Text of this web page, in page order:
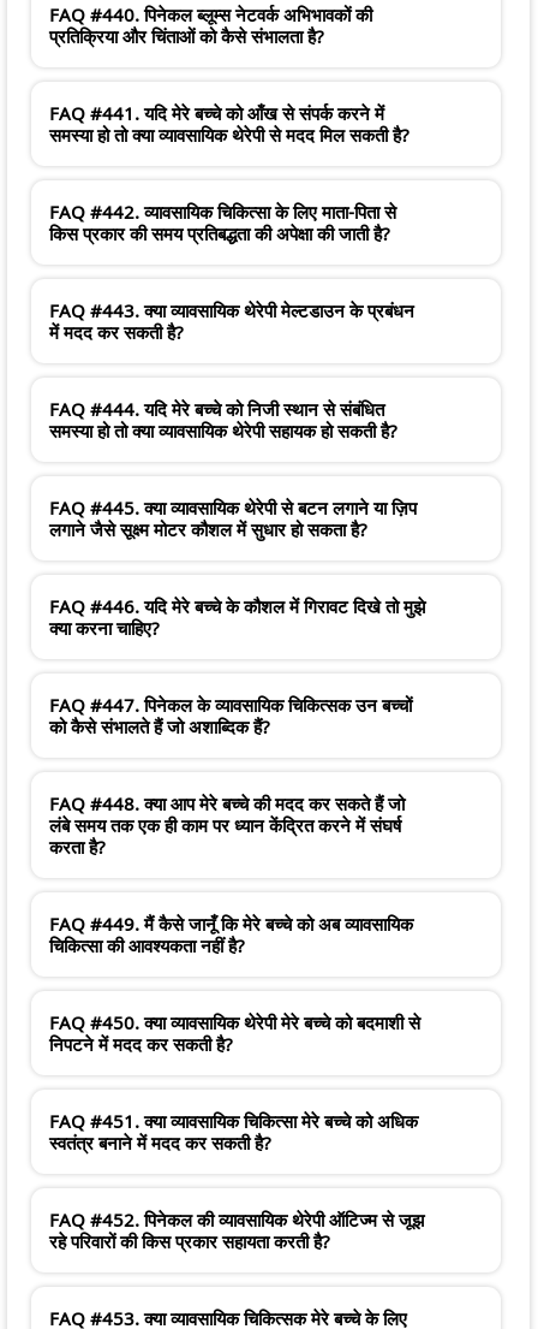
FAQ #440. पिनेकल ब्लूम्स नेटवर्क अभिभावकों की
प्रतिक्रिया और चिंताओं को कैसे संभालता है?
FAQ #441. यदि मेरे बच्चे को आँख से संपर्क करने में
समस्या हो तो क्या व्यावसायिक थेरेपी से मदद मिल सकती है?
FAQ #442. व्यावसायिक चिकित्सा के लिए माता-पिता से
किस प्रकार की समय प्रतिबद्धता की अपेक्षा की जाती है?
FAQ #443. क्या व्यावसायिक थेरेपी मेल्टडाउन के प्रबंधन
में मदद कर सकती है?
FAQ #444. यदि मेरे बच्चे को निजी स्थान से संबंधित
समस्या हो तो क्या व्यावसायिक थेरेपी सहायक हो सकती है?
FAQ #445. क्या व्यावसायिक थेरेपी से बटन लगाने या ज़िप
लगाने जैसे सूक्ष्म मोटर कौशल में सुधार हो सकता है?
FAQ #446. यदि मेरे बच्चे के कौशल में गिरावट दिखे तो मुझे
क्या करना चाहिए?
FAQ #447. पिनेकल के व्यावसायिक चिकित्सक उन बच्चों
को कैसे संभालते हैं जो अशाब्दिक हैं?
FAQ #448. क्या आप मेरे बच्चे की मदद कर सकते हैं जो
लंबे समय तक एक ही काम पर ध्यान केंद्रित करने में संघर्ष
करता है?
FAQ #449. मैं कैसे जानूँ कि मेरे बच्चे को अब व्यावसायिक
चिकित्सा की आवश्यकता नहीं है?
FAQ #450. क्या व्यावसायिक थेरेपी मेरे बच्चे को बदमाशी से
निपटने में मदद कर सकती है?
FAQ #451. क्या व्यावसायिक चिकित्सा मेरे बच्चे को अधिक
स्वतंत्र बनाने में मदद कर सकती है?
FAQ #452. पिनेकल की व्यावसायिक थेरेपी ऑटिज्म से जूझ
रहे परिवारों की किस प्रकार सहायता करती है?
FAQ #453. क्या व्यावसायिक चिकित्सक मेरे बच्चे के लिए